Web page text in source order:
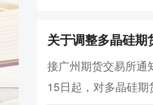
lg/lh/p
为18%，jm/j2609合约保证金
2、l2609合约保证金调整为
3、v2609合约保证金调整为
4、bz2609合约保证金调整为
8月3日
接广州期货交易所通
15日起，对多晶硅